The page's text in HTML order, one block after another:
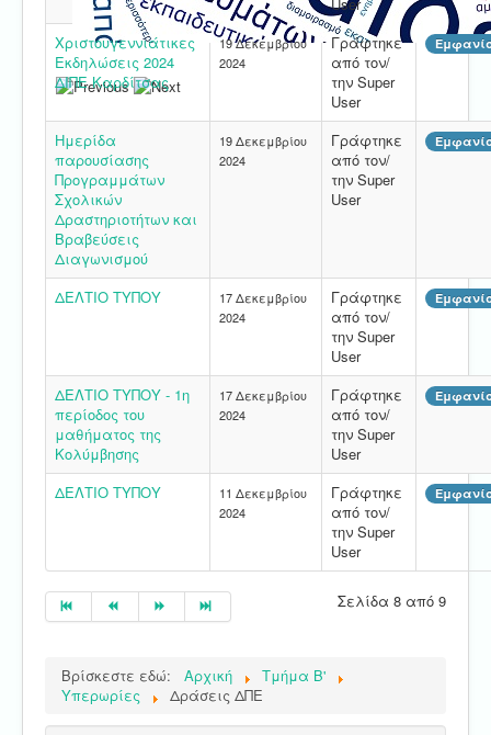
User
Χριστουγεννιάτικες
Εκδηλώσεις 2024
ΔΙΠΕ Καρδίτσας
19 Δεκεμβρίου
2024
Γράφτηκε
από τον/
την Super
User
Ημερίδα
παρουσίασης
Προγραμμάτων
Σχολικών
Δραστηριοτήτων και
Βραβεύσεις
Διαγωνισμού
19 Δεκεμβρίου
2024
Γράφτηκε
από τον/
την Super
User
ΔΕΛΤΙΟ ΤΥΠΟΥ
17 Δεκεμβρίου
2024
Γράφτηκε
από τον/
την Super
User
ΔΕΛΤΙΟ ΤΥΠΟΥ - 1η
περίοδος του
μαθήματος της
Κολύμβησης
17 Δεκεμβρίου
2024
Γράφτηκε
από τον/
την Super
User
ΔΕΛΤΙΟ ΤΥΠΟΥ
11 Δεκεμβρίου
2024
Γράφτηκε
από τον/
την Super
User
Σελίδα 8 από 9
Βρίσκεστε εδώ: Αρχική
Τμήμα Β'
Υπερωρίες
Δράσεις ΔΠΕ